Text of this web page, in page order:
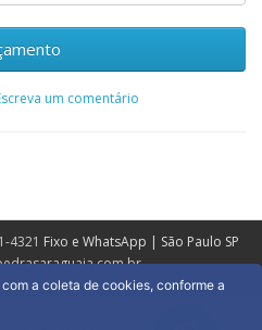
um comentário
4321 Fixo e WhatsApp | São Paulo SP
a coleta de cookies, conforme a